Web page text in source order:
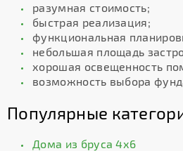
разумная стоимость;
быстрая реализация;
функциональная
небольшая площадь
хорошая освещенность
возможность выбора
Популярные
Дома из бруса 4х6